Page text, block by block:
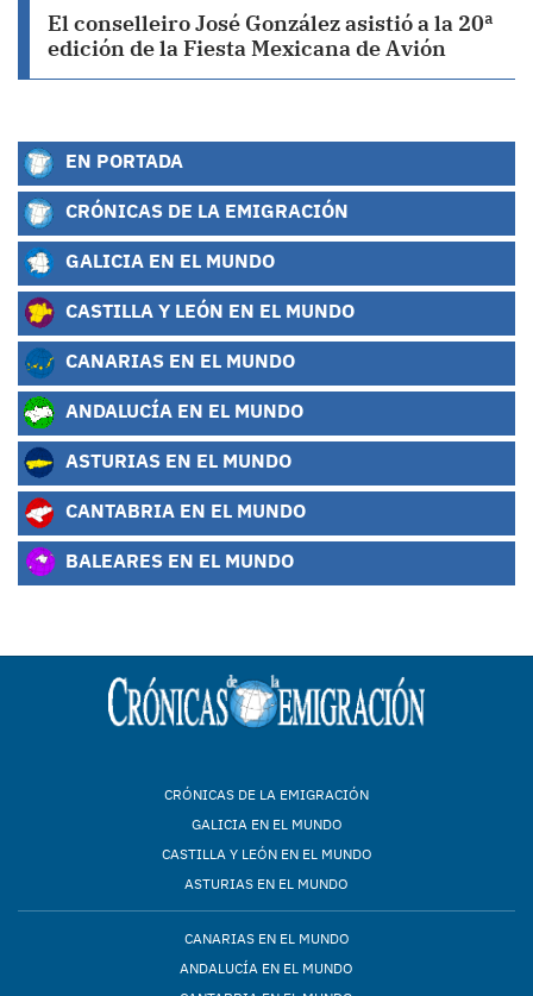
El conselleiro José González asistió a la 20ª
edición de la Fiesta Mexicana de Avión
EN PORTADA
CRÓNICAS DE LA EMIGRACIÓN
GALICIA EN EL MUNDO
CASTILLA Y LEÓN EN EL MUNDO
CANARIAS EN EL MUNDO
ANDALUCÍA EN EL MUNDO
ASTURIAS EN EL MUNDO
CANTABRIA EN EL MUNDO
BALEARES EN EL MUNDO
CRÓNICAS DE LA EMIGRACIÓN
GALICIA EN EL MUNDO
CASTILLA Y LEÓN EN EL MUNDO
ASTURIAS EN EL MUNDO
CANARIAS EN EL MUNDO
ANDALUCÍA EN EL MUNDO